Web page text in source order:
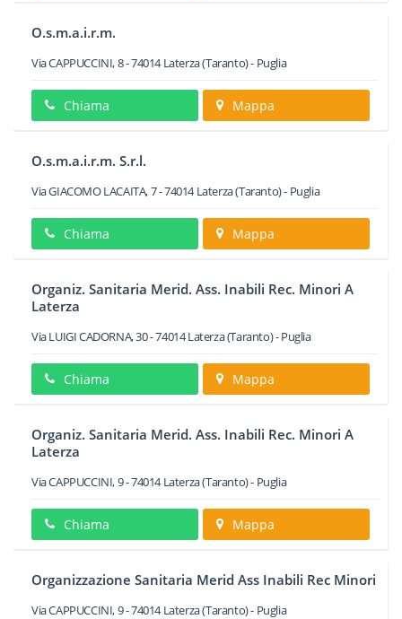
O.s.m.a.i.r.m.
Via CAPPUCCINI, 8-74014 Laterza(Taranto) - Puglia
Chiama Mappa
O.s.m.a.i.r.m. S.r.l.
Via GIACOMO LACAITA, 7-74014 Laterza(Taranto) - Puglia
Chiama Mappa
Organiz. Sanitaria Merid. Ass. Inabili Rec. Minori A
Laterza
Via LUIGI CADORNA, 30-74014Laterza(Taranto) -Puglia
Chiama Mappa
Organiz. Sanitaria Merid. Ass. Inabili Rec. Minori A
Laterza
Via CAPPUCCINI, 9-74014 Laterza(Taranto) - Puglia
Chiama Mappa
Organizzazione Sanitaria Merid Ass Inabili Rec Minori
Via CAPPUCCINI, 9-74014 Laterza(Taranto) - Puglia